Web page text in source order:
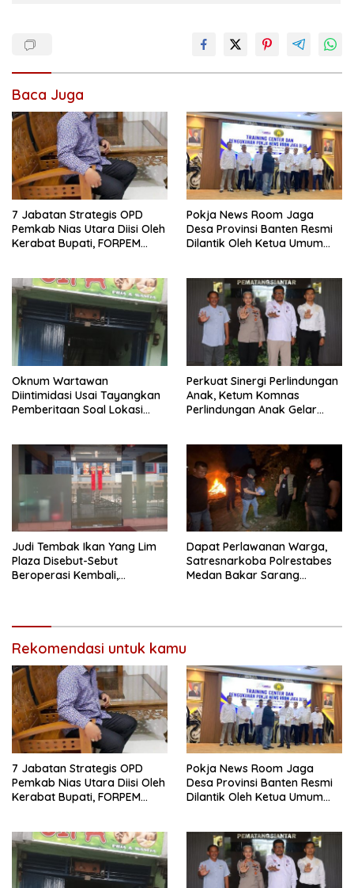
Baca Juga
7 Jabatan Strategis OPD
Pemkab Nias Utara Diisi Oleh
Kerabat Bupati, FORPEM
Pokja News Room Jaga
Desa Provinsi Banten Resmi
Dilantik Oleh Ketua Umum
Oknum Wartawan
Diintimidasi Usai Tayangkan
Pemberitaan Soal Lokasi
Perkuat Sinergi Perlindungan
Anak, Ketum Komnas
Perlindungan Anak Gelar
Judi Tembak Ikan Yang Lim
Plaza Disebut-Sebut
Beroperasi Kembali,
Dapat Perlawanan Warga,
Satresnarkoba Polrestabes
Medan Bakar Sarang
Rekomendasi untuk kamu
7 Jabatan Strategis OPD
Pemkab Nias Utara Diisi Oleh
Kerabat Bupati, FORPEM
Pokja News Room Jaga
Desa Provinsi Banten Resmi
Dilantik Oleh Ketua Umum